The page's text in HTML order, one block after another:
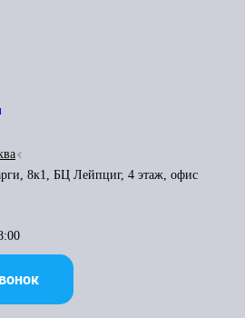
8к1, БЦ Лейпциг, 4 этаж, офис